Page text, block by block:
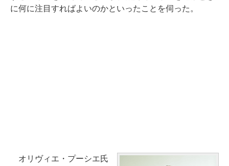
に何に注目すればよいのかといったことを伺った。
オリヴィエ・プーシエ氏